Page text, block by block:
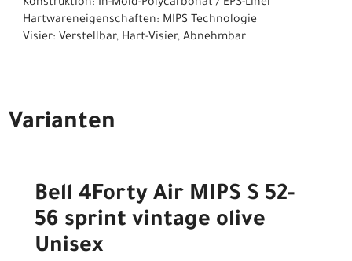
Konstruktion: In-Mold-Polycarbonat / EPS-Liner
Hartwareneigenschaften: MIPS Technologie
Visier: Verstellbar, Hart-Visier, Abnehmbar
Varianten
Bell 4Forty Air MIPS S 52-
56 sprint vintage olive
Unisex